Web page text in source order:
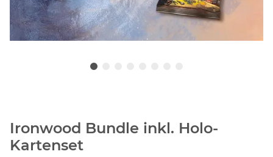
Ironwood Bundle inkl. Holo-
Kartenset